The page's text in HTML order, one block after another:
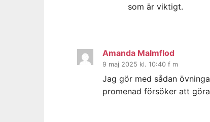
som är viktigt.
Amanda Malmflod
9 maj 2025 kl. 10:40 f m
Jag gör med sådan
promenad försöker att